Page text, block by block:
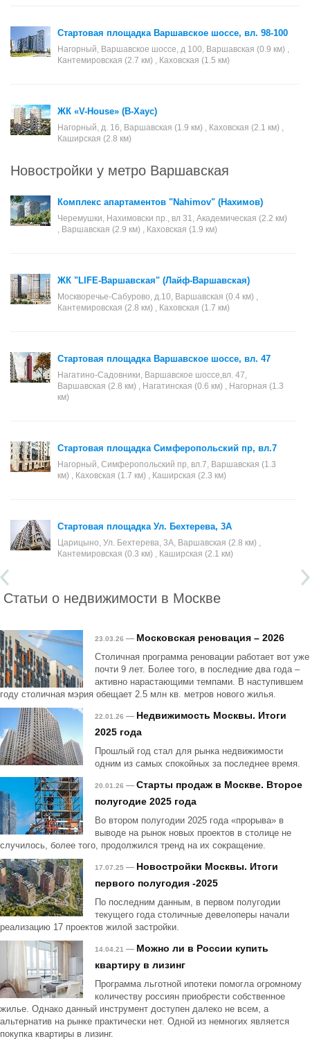
Стартовая площадка Варшавское шоссе, вл. 98-100
Нагорный, Варшавское шоссе, д 100, Варшавская (0.9 км) ,
Кантемировская (2.7 км) , Каховская (1.5 км)
ЖК «V-House» (В-Хаус)
Нагорный, д. 16, Варшавская (1.9 км) , Каховская (2.1 км) ,
Каширская (2.8 км)
Новостройки у метро Варшавская
Комплекс апартаментов "Nahimov" (Нахимов)
Черемушки, Нахимовски пр., вл 31, Академическая (2.2 км)
, Варшавская (2.9 км) , Каховская (1.9 км)
ЖК "LIFE-Варшавская" (Лайф-Варшавская)
Москворечье-Сабурово, д.10, Варшавская (0.4 км) ,
Кантемировская (2.8 км) , Каховская (1.7 км)
Стартовая площадка Варшавское шоссе, вл. 47
Нагатино-Садовники, Варшавское шоссе,вл. 47,
Варшавская (2.8 км) , Нагатинская (0.6 км) , Нагорная (1.3
км)
Стартовая площадка Симферопольский пр, вл.7
Нагорный, Симферопольский пр, вл.7, Варшавская (1.3
км) , Каховская (1.7 км) , Каширская (2.3 км)
Стартовая площадка Ул. Бехтерева, 3А
Царицыно, Ул. Бехтерева, 3А, Варшавская (2.8 км) ,
Кантемировская (0.3 км) , Каширская (2.1 км)
Статьи о недвижимости в Москве
23.03.26 — Московская реновация – 2026
Столичная программа реновации работает вот уже
почти 9 лет. Более того, в последние два года –
активно нарастающими темпами. В наступившем
году столичная мэрия обещает 2.5 млн кв. метров нового жилья.
22.01.26 — Недвижимость Москвы. Итоги
2025 года
Прошлый год стал для рынка недвижимости
одним из самых спокойных за последнее время.
20.01.26 — Старты продаж в Москве. Второе
полугодие 2025 года
Во втором полугодии 2025 года «прорыва» в
выводе на рынок новых проектов в столице не
случилось, более того, продолжился тренд на их сокращение.
17.07.25 — Новостройки Москвы. Итоги
первого полугодия -2025
По последним данным, в первом полугодии
текущего года столичные девелоперы начали
реализацию 17 проектов жилой застройки.
14.04.21 — Можно ли в России купить
квартиру в лизинг
Программа льготной ипотеки помогла огромному
количеству россиян приобрести собственное
жилье. Однако данный инструмент доступен далеко не всем, а
альтернатив на рынке практически нет. Одной из немногих является
покупка квартиры в лизинг.